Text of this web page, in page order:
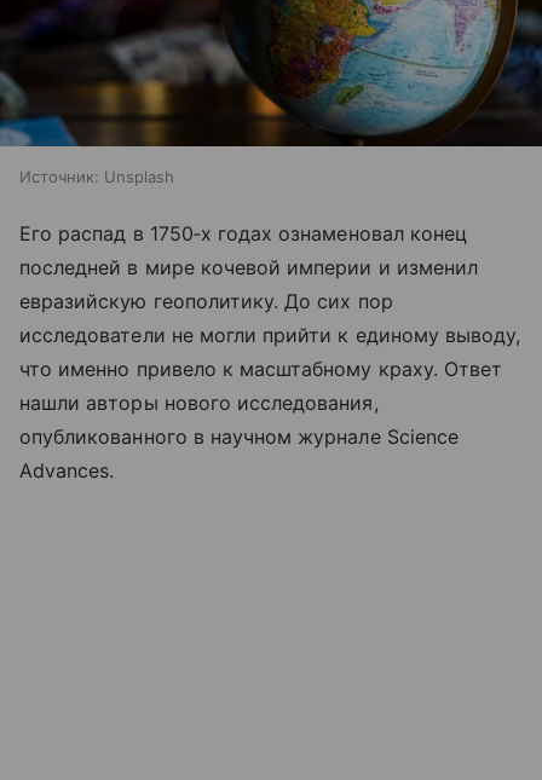
Источник: Unsplash
Его распад в 1750‑х годах ознаменовал конец
последней в мире кочевой империи и изменил
евразийскую геополитику. До сих пор
исследователи не могли прийти к единому выводу,
что именно привело к масштабному краху. Ответ
нашли авторы нового исследования,
опубликованного в научном журнале Science
Advances.